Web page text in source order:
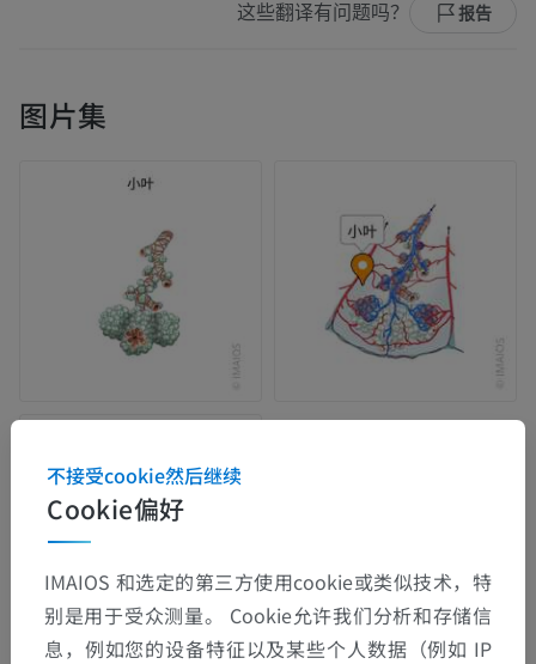
这些翻译有问题吗？ 报告
图片集
Cookie偏好
不接受cookie然后继续
IMAIOS 和选定的第三方使用cookie或类似技术，特
别是用于受众测量。 Cookie允许我们分析和存储信
息，例如您的设备特征以及某些个人数据（例如 IP